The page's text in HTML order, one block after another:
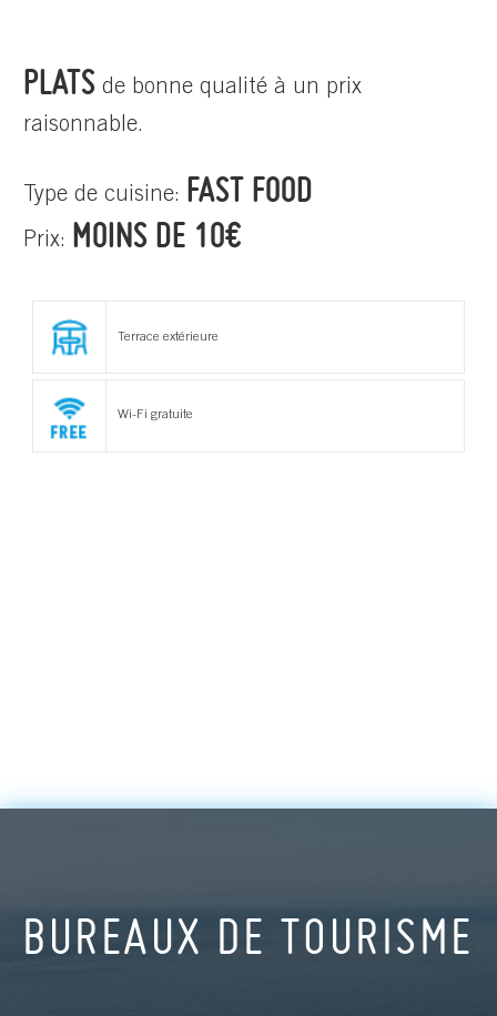
PLATS de bonne qualité à un prix
raisonnable.
Type de cuisine: FAST FOOD
Prix: MOINS DE 10€
Terrace extérieure
Wi-Fi gratuite
BUREAUX DE TOURISME